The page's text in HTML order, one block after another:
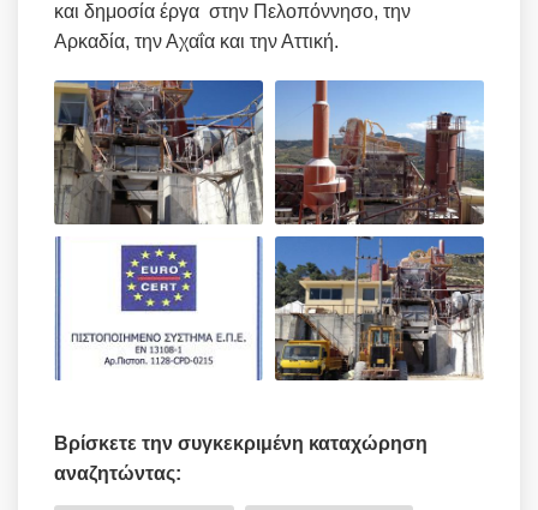
και δημοσία έργα στην Πελοπόννησο, την
Αρκαδία, την Αχαΐα και την Αττική.
Βρίσκετε την συγκεκριμένη καταχώρηση
αναζητώντας: